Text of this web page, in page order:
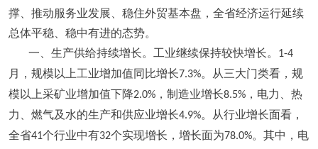
撑、推动服务业发展、稳住外贸基本盘，全省经济运行延续
总体平稳、稳中有进的态势。
一、生产供给持续增长。工业继续保持较快增长。
1-4
月，规模以上工业增加值同比增长7.3%。从三大门类看，规
模以上采矿业增加值下降2.0%，制造业增长8.5%，电力、热
力、燃气及水的生产和供应业增长4.9%。从行业增长面看，
全省41个行业中有32个实现增长，增长面为78.0%。其中，电